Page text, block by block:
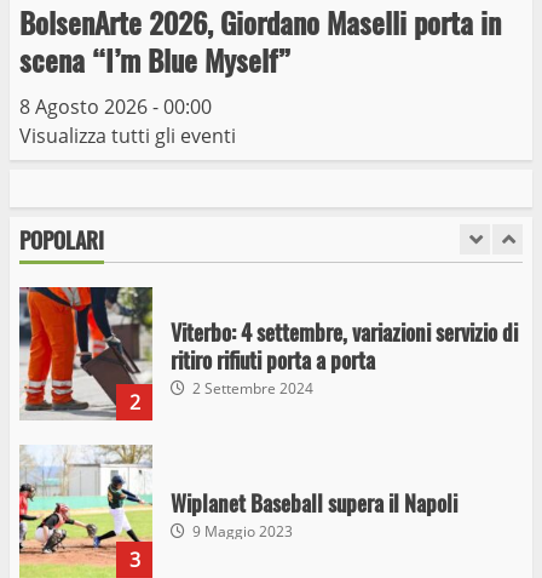
BolsenArte 2026, Giordano Maselli porta in
scena “I’m Blue Myself”
8 Agosto 2026 - 00:00
Visualizza tutti gli eventi
POPOLARI
Giochi Sportivi Studenteschi di Atletica a
Viterbo
10 Maggio 2023
I Carabinieri arrestano due giovani per
stupefacenti
2
Viterbo: 4 settembre, variazioni servizio di
ritiro rifiuti porta a porta
2 Settembre 2024
3
Wiplanet Baseball supera il Napoli
9 Maggio 2023